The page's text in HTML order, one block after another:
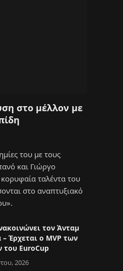
στο μέλλον με
του με τους
και Γιώργο
ταλέντα του
στο αναπτυξιακό
τον Άνταμ
Έρχεται ο MVP των
του EuroCup
2026